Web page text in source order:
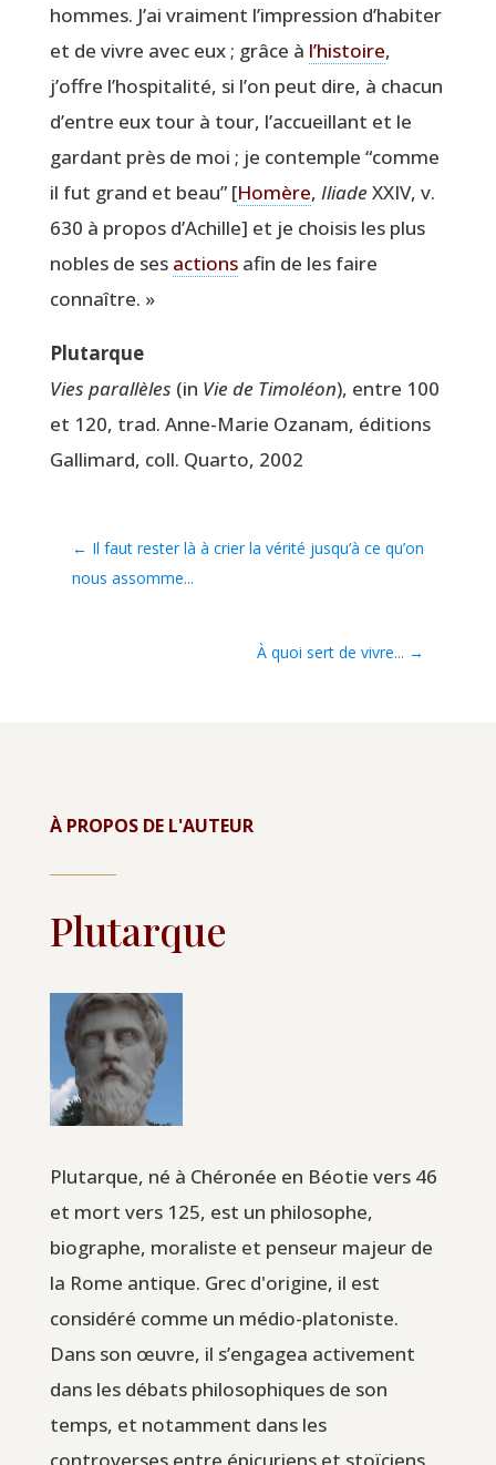
hommes. J’ai vrai­ment l’impression d’habiter
et de vivre avec eux ; grâce à l’histoire,
j’offre l’hospitalité, si l’on peut dire, à cha­cun
d’entre eux tour à tour, l’accueillant et le
gar­dant près de moi ; je contemple “comme
il fut grand et beau” [Homère, IliadeXXIV, v.
630 à pro­pos d’Achille] et je choi­sis les plus
nobles de ses actionsafin de les faire
connaître. »
Plu­tarque
Vies paral­lèles (in Vie de Timo­léon), entre 100
et 120, trad. Anne-Marie Oza­nam, édi­tions
Gal­li­mard, coll. Quar­to, 2002
← Il faut rester là à crier la vérité jusqu’à ce qu’on
nous assomme...
À quoi sert de vivre... →
À PROPOS DE L'AUTEUR
Plutarque
Plutarque, né à Chéronée en Béotie vers 46
et mort vers 125, est un philosophe,
biographe, moraliste et penseur majeur de
la Rome antique. Grec d'origine, il est
considéré comme un médio-platoniste.
Dans son œuvre, il s’engagea activement
dans les débats philosophiques de son
temps, et notamment dans les
controverses entre épicuriens et stoïciens.